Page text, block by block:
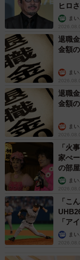
ヒロ
ま
退職
金額
ま
退職
金額
ま
「火
家ぺ
の部
ま
「こ
「ア
か」ま